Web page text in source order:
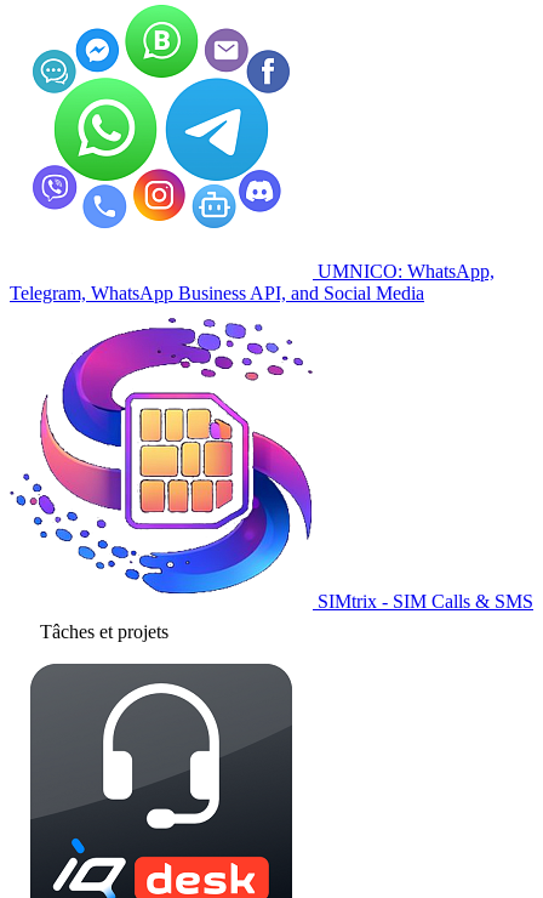
UMNICO: WhatsApp,
Telegram, WhatsApp Business API, and Social Media
SIMtrix - SIM Calls & SMS
Tâches et projets